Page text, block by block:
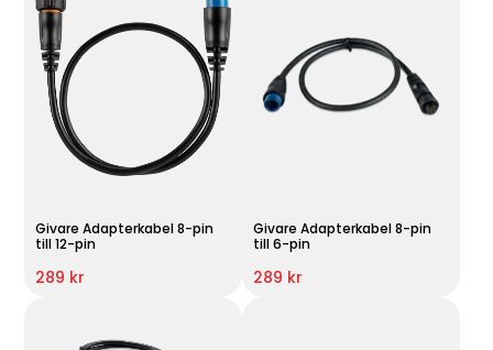
Givare Adapterkabel 8-pin
till 12-pin
289 kr
Givare Adapterkabel 8-pin
till 6-pin
289 kr